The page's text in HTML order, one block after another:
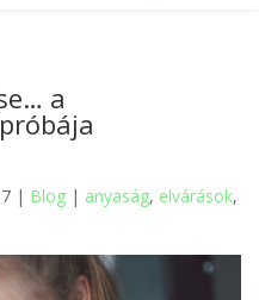
a
| Blog | anyaság, elvárások,